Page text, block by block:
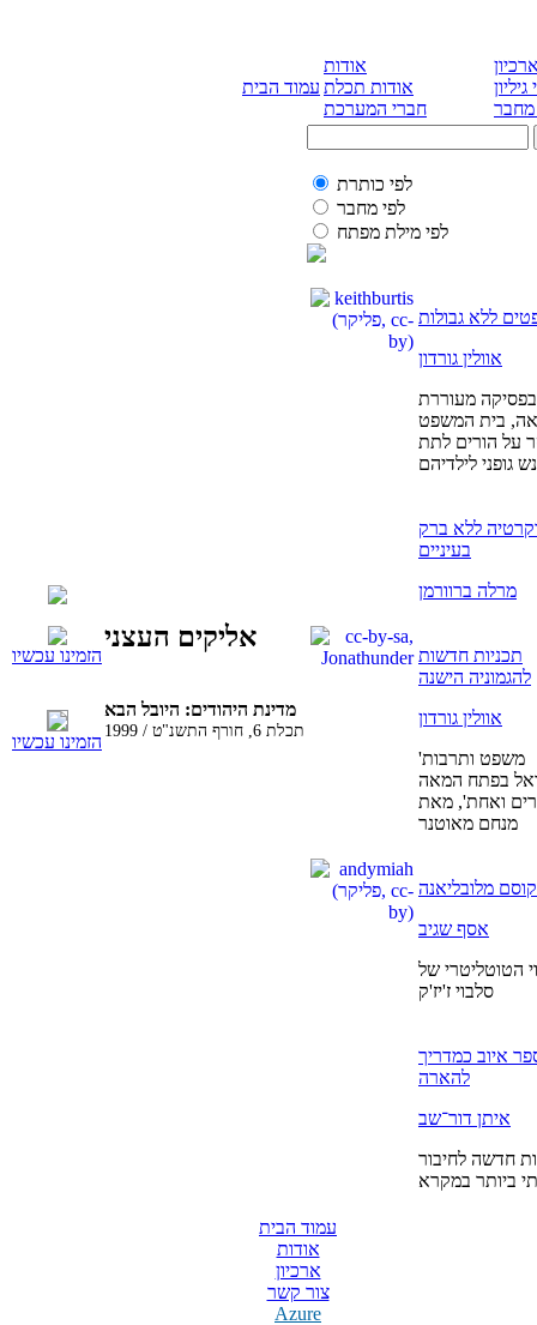
עמוד הבית
אודות
אודות תכלת
חברי המערכת
גיליון
מחבר
הזמינו עכשיו
הזמינו עכשיו
אליקים העצני
מדינת היהודים: היובל הבא
תכלת 6, חורף התשנ"ט / 1999
לפי כותרת
לפי מחבר
לפי מילת מפתח
ללא גבולות
אוולין גורדון
בפסיקה מעוררת
בית המשפט
על הורים לתת
גופני לילדיהם
ללא ברק
בעיניים
מרלה ברוורמן
תכניות חדשות
להגמוניה הישנה
אוולין גורדון
'משפט ותרבות
בפתח המאה
ואחת', מאת
מנחם מאוטנר
מלובליאנה
אסף שגיב
הטוטליטרי של
סלבוי ז'יז'ק
איוב כמדריך
להארה
איתן דור־שב
חדשה לחיבור
ביותר במקרא
עמוד הבית
אודות
ארכיון
צור קשר
Azure